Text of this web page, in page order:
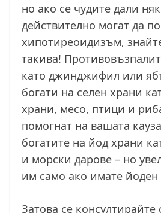
но ако се чудите дали
действително могат да
хипотиреоидизъм,
такива!
като джинджифил или
богати на селен храни
храни, месо, птици и
помогнат на вашата
богатите на йод храни
и морски дарове – но
им само ако имате
Затова се